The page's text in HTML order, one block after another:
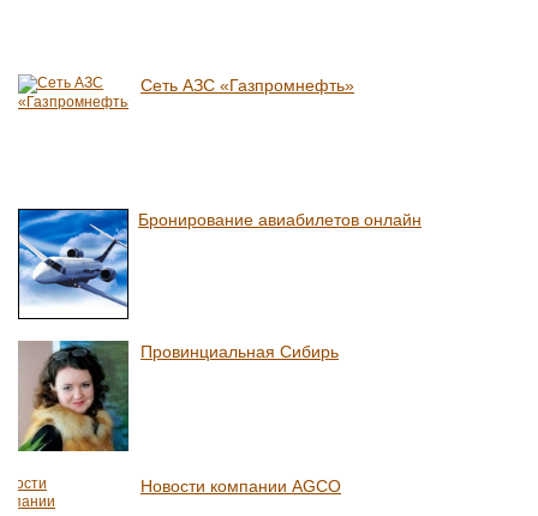
Сеть АЗС «Газпромнефть»
Бронирование авиабилетов онлайн
Провинциальная Сибирь
Новости компании AGCO